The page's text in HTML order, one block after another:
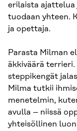
erilaista ajattelua
tuodaan yhteen.
ja opettaja.
Parasta Milman
äkkiväärä
steppikengät
Milma tutkii
menetelmin,
avulla – niissä
yhteisöllinen